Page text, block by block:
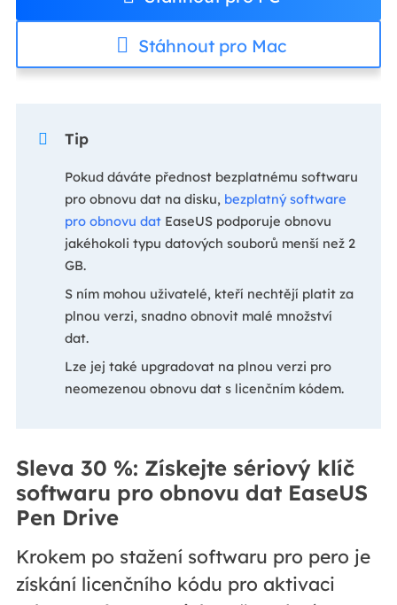
Stáhnout pro Mac
 Tip
Pokud dáváte přednost bezplatnému softwaru
pro obnovu dat na disku, bezplatný software
pro obnovu datEaseUS podporuje obnovu
jakéhokoli typu datových souborů menší než 2
GB.
S ním mohou uživatelé, kteří nechtějí platit za
plnou verzi, snadno obnovit malé množství
dat.
Lze jej také upgradovat na plnou verzi pro
neomezenou obnovu dat s licenčním kódem.
Sleva 30 %: Získejte sériový klíč
softwaru pro obnovu dat EaseUS
Pen Drive
Krokem po stažení softwaru pro pero je
získání licenčního kódu pro aktivaci